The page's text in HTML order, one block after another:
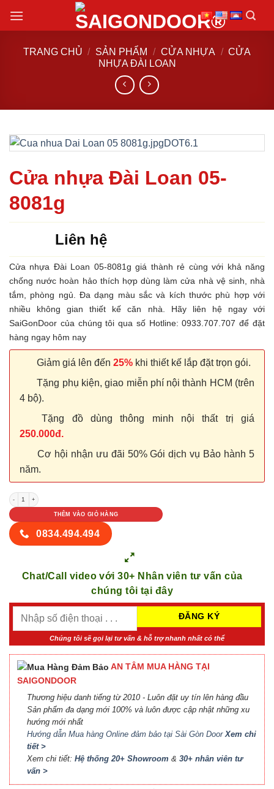
đến
TRANG CHỦ / SẢN PHẨM / CỬA NHỰA / CỬA
NHỰA ĐÀI LOAN
Cửa nhựa Đài Loan 05-
8081g
Liên hệ
Cửa nhựa Đài Loan 05-8081g giá thành rẻ cùng với khả năng
chống nước hoàn hảo thích hợp dùng làm cửa nhà vệ sinh, nhà
tắm, phòng ngủ. Đa dạng màu sắc và kích thước phù hợp với
nhiều không gian thiết kế căn nhà. Hãy liên hệ ngay với
SaiGonDoor của chúng tôi qua số Hotline: 0933.707.707 để đặt
hàng ngay hôm nay
Giảm giá lên đến 25% khi thiết kế lắp đặt trọn gói.
Tặng phụ kiện, giao miễn phí nội thành HCM (trên
4 bộ).
Tặng đồ dùng thông minh nội thất trị giá
250.000đ.
Cơ hội nhận ưu đãi 50% Gói dịch vụ Bảo hành 5
năm.
Cửa nhựa Đài Loan 05-8081g số lượng
THÊM VÀO GIỎ HÀNG
0834.494.494
Chat/Call video với 30+ Nhân viên tư vấn của
chúng tôi tại đây
Chúng tôi sẽ gọi lại tư vấn & hỗ trợ nhanh nhất có thể
AN TÂM MUA HÀNG TẠI
SAIGONDOOR
Thương hiệu danh tiếng từ 2010 - Luôn đặt uy tín lên hàng đầu
Sản phẩm đa dạng mới 100% và luôn được cập nhật những xu
hướng mới nhất
Hướng dẫn Mua hàng Online đảm bảo tại Sài Gòn DoorXem chi
tiết >
Xem chi tiết: Hệ thống 20+ Showroom & 30+ nhân viên tư
vấn >